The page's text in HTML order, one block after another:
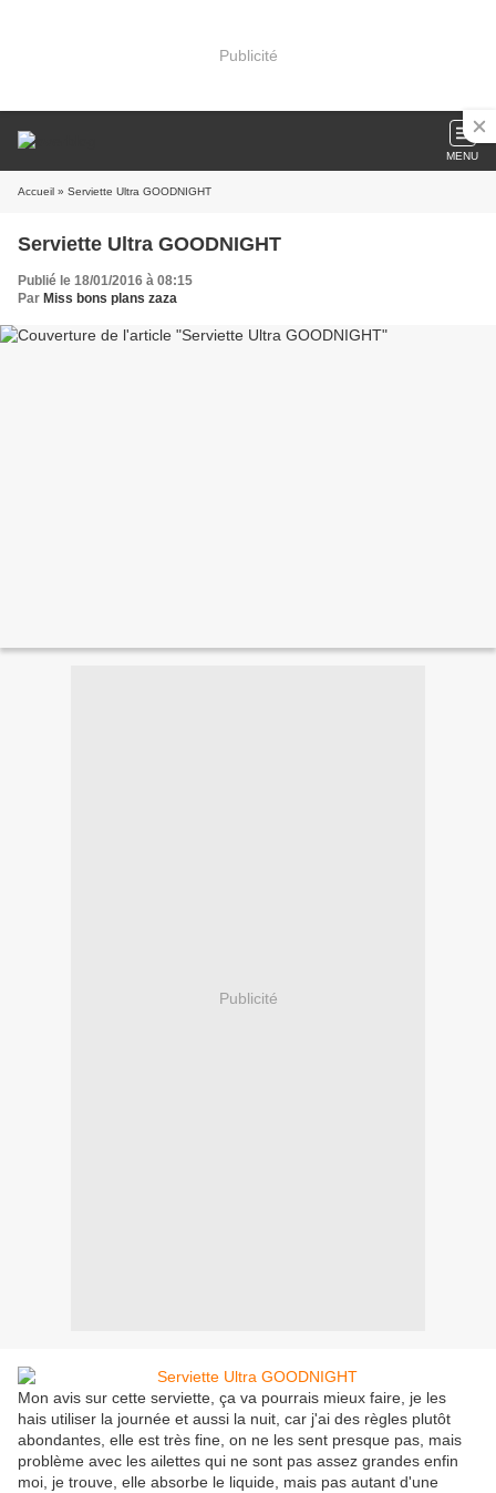
Publicité
MENU
Accueil » Serviette Ultra GOODNIGHT
Serviette Ultra GOODNIGHT
Publié le 18/01/2016 à 08:15
Par Miss bons plans zaza
Publicité
Mon avis sur cette serviette, ça va pourrais mieux faire, je les
hais utiliser la journée et aussi la nuit, car j'ai des règles plutôt
abondantes, elle est très fine, on ne les sent presque pas, mais
problème avec les ailettes qui ne sont pas assez grandes enfin
moi, je trouve, elle absorbe le liquide, mais pas autant d'une